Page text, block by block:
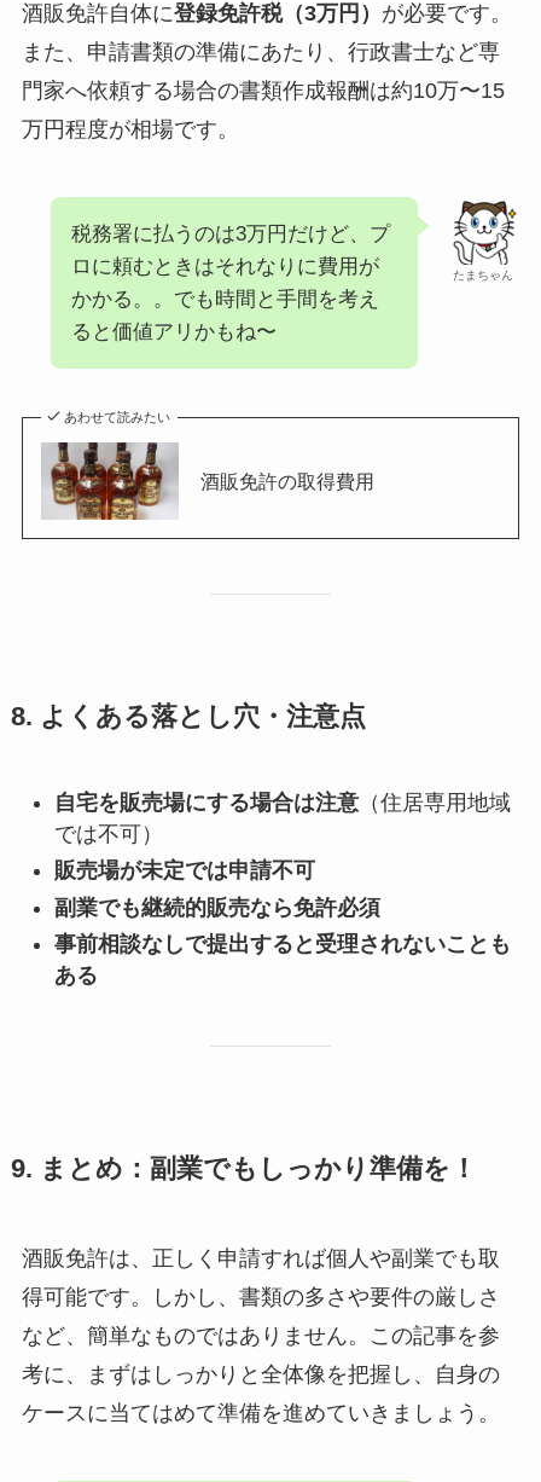
酒販免許自体に登録免許税（3万円） が必要です。
また、申請書類の準備にあたり、行政書士など専
門家へ依頼する場合の書類作成報酬は約10万〜15
万円程度が相場です。
たまちゃん
税務署に払うのは3万円だけど、プ
ロに頼むときはそれなりに費用が
かかる。。でも時間と手間を考え
ると価値アリかもね〜
あわせて読みたい
酒販免許の取得費用
8. よくある落とし穴・注意点
自宅を販売場にする場合は注意（住居専用地域
では不可）
販売場が未定では申請不可
副業でも継続的販売なら免許必須
事前相談なしで提出すると受理されないことも
ある
9. まとめ：副業でもしっかり準備を！
酒販免許は、正しく申請すれば個人や副業でも取
得可能です。しかし、書類の多さや要件の厳しさ
など、簡単なものではありません。この記事を参
考に、まずはしっかりと全体像を把握し、自身の
ケースに当てはめて準備を進めていきましょう。